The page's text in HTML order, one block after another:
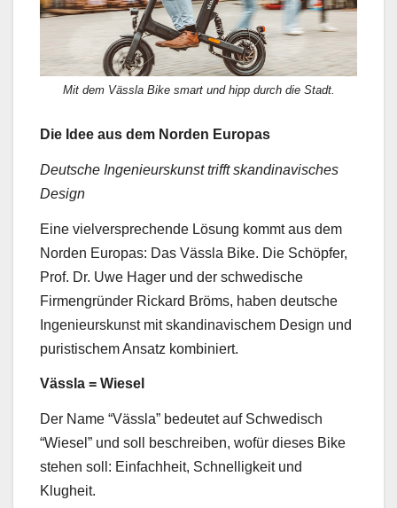
Mit dem Vässla Bike smart und hipp durch die Stadt.
Die Idee aus dem Norden Europas
Deutsche Ingenieurskunst trifft skandinavisches
Design
Eine vielversprechende Lösung kommt aus dem
Norden Europas: Das Vässla Bike. Die Schöpfer,
Prof. Dr. Uwe Hager und der schwedische
Firmengründer Rickard Bröms, haben deutsche
Ingenieurskunst mit skandinavischem Design und
puristischem Ansatz kombiniert.
Vässla = Wiesel
Der Name “Vässla” bedeutet auf Schwedisch
“Wiesel” und soll beschreiben, wofür dieses Bike
stehen soll: Einfachheit, Schnelligkeit und
Klugheit.